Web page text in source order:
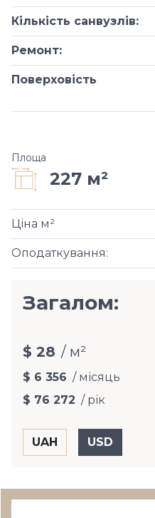
Кількість санвузлів:
Ремонт:
Поверховість
Площа
227 м²
Оподаткування:
Ціна м²
Загалом:
$ 28 / м²
$ 6 356 / місяць
$ 76 272 / рік